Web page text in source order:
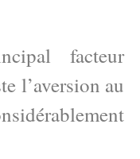
facteur
l’aversion au